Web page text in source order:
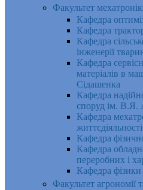
Факультет
Кафедра
Кафедра
Кафедра
інженерії
Кафедра
матеріалів в
Сідашенка
Кафедра
споруд ім. В.Я.
Кафедра
Кафедра
Кафедра
переробних і
Кафедра
Факультет агрономії